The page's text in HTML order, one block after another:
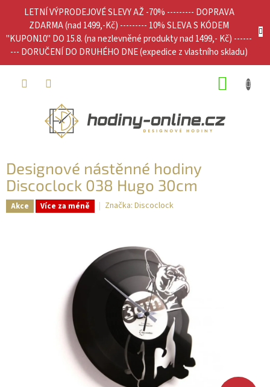
LETNÍ VÝPRODEJOVÉ SLEVY AŽ -70% --------- DOPRAVA
ZDARMA (nad 1499,-Kč) --------- 10% SLEVA S KÓDEM
"KUPON10" DO 15.8. (na nezlevněné produkty nad 1499,- Kč) ------
--- DORUČENÍ DO DRUHÉHO DNE (expedice z vlastního skladu)
Designové nástěnné hodiny
Discoclock 038 Hugo 30cm
Akce Více za méně Značka: Discoclock